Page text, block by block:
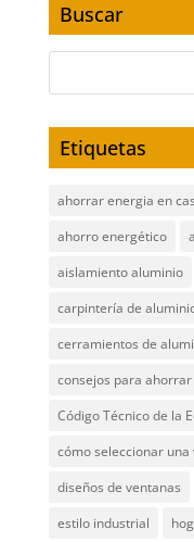
Buscar
Etiquetas
ahorrar energia en
ahorro energético
aislamiento aluminio
carpintería de
cerramientos de
consejos para
Código Técnico de la
cómo seleccionar una
diseños de ventanas
estilo industrial